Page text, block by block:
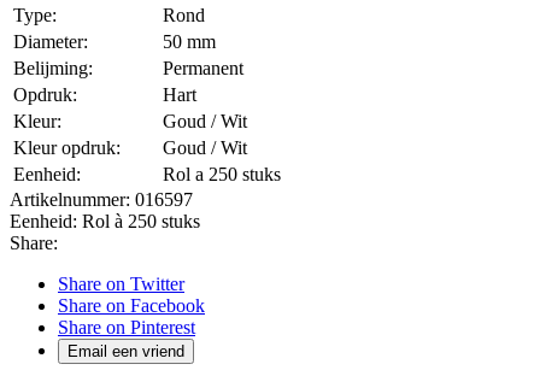
Type:
Rond
Diameter:
50 mm
Belijming:
Permanent
Opdruk:
Hart
Kleur:
Goud / Wit
Kleur opdruk:
Goud / Wit
Eenheid:
Rol a 250 stuks
Artikelnummer: 016597
Eenheid: Rol à 250 stuks
Share:
Share on Twitter
Share on Facebook
Share on Pinterest
Email een vriend